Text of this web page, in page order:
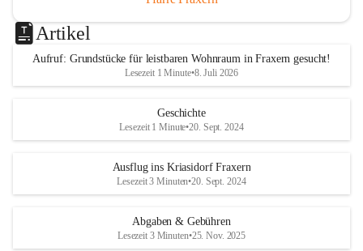
Artikel
Aufruf: Grundstücke für leistbaren Wohnraum in Fraxern gesucht!
Lesezeit 1 Minute•8. Juli 2026
Geschichte
Lesezeit 1 Minute•20. Sept. 2024
Ausflug ins Kriasidorf Fraxern
Lesezeit 3 Minuten•20. Sept. 2024
Abgaben & Gebühren
Lesezeit 3 Minuten•25. Nov. 2025